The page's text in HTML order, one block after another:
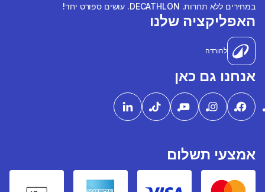
במחירים ללא תחרות. DECATHLON. עושים ספורט יחד!
האפליקציה שלנו
להורדה
אנחנו גם כאן
אמצעי תשלום